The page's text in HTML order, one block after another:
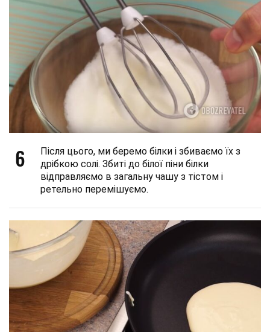
6
Після цього, ми беремо білки і збиваємо їх з
дрібкою солі. Збиті до білої піни білки
відправляємо в загальну чашу з тістом і
ретельно перемішуємо.